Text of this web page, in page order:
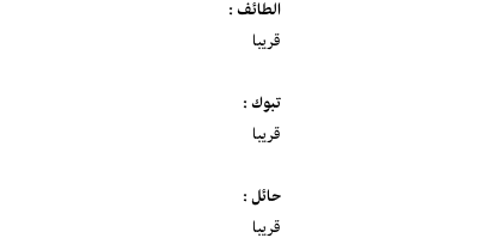
الطائف :
قريبا
تبوك :
قريبا
حائل :
قريبا